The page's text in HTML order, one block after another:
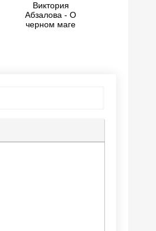
Виктория
Абзалова - О
черном маге